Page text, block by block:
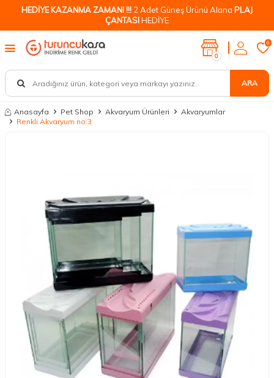
HEDİYE KAZANMA ZAMANI !!! 2 Adet Güneş Ürünü Alana PLAJ
ÇANTASIHEDİYE
ARA
0
0
Anasayfa Pet Shop Akvaryum Ürünleri
Akvaryumlar
Renkli Akvaryum no:3